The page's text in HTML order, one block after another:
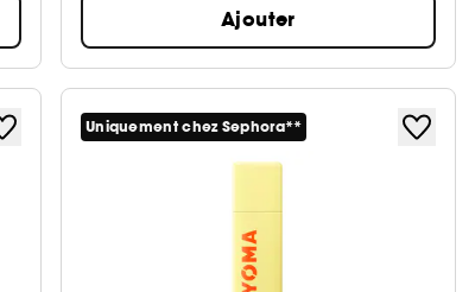
Ajouter
Uniquement chez Sephora**